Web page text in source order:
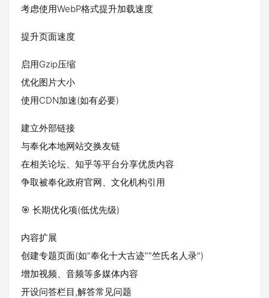
考虑使用WebP格式提升加载速度
提升页面速度
启用Gzip压缩
优化图片大小
使用CDN加速(如有必要)
建立外部链接
与奉化本地网站交换友链
在相关论坛、知乎等平台分享优质内容
争取被奉化政府官网、文化机构引用
🎯 长期优化项(低优先级)
内容扩展
创建专题页面(如"奉化十大古迹""竺氏名人录")
增加视频、音频等多媒体内容
开设问答栏目,解答常见问题